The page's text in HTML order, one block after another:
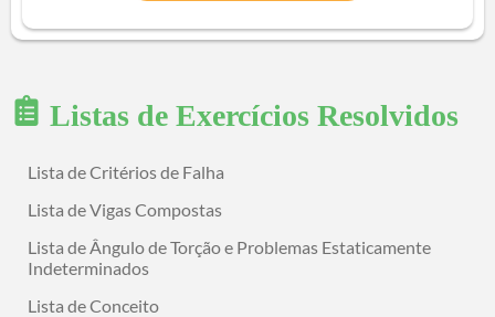
Listas de Exercícios Resolvidos
Lista de Critérios de Falha
Lista de Vigas Compostas
Lista de Ângulo de Torção e Problemas Estaticamente
Indeterminados
Lista de Conceito